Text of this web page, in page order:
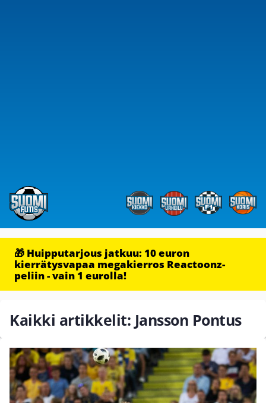
🎁 Huipputarjous jatkuu: 10 euron
kierrätysvapaa megakierros Reactoonz-
peliin - vain 1 eurolla!
Kaikki artikkelit: Jansson Pontus